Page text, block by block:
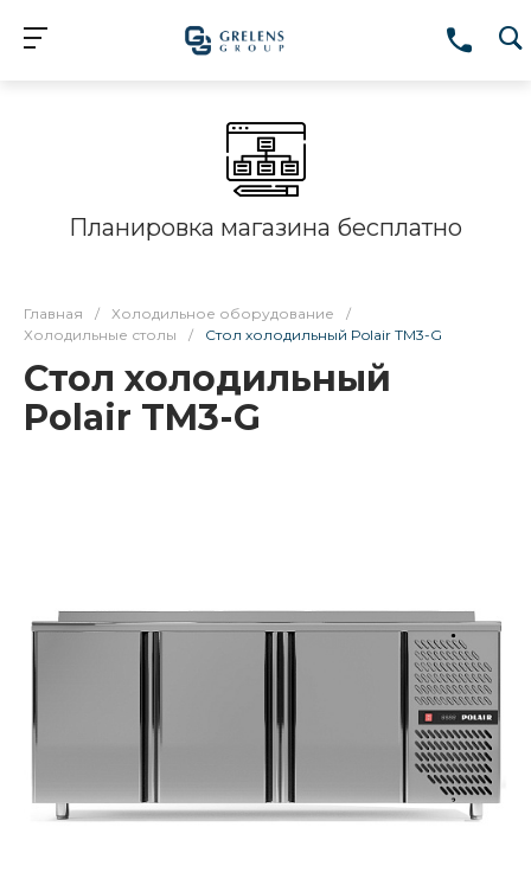
Планировка магазина бесплатно
Главная / Холодильное оборудование
/
Холодильные столы
/ Стол холодильный Polair TM3-G
Стол холодильный
Polair TM3-G